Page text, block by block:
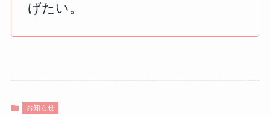
げたい。
お知らせ